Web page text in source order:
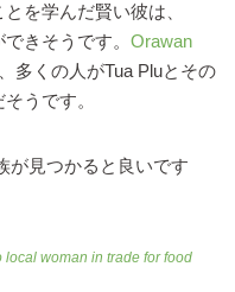
を学んだ賢い彼は、
きそうです。 Orawan
多くの人がTua Pluとその
うです。
が見つかると良いです
local woman in trade for food